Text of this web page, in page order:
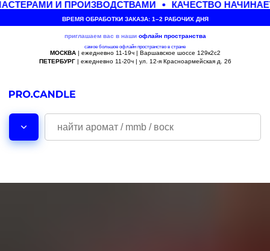
И ПРОИЗВОДСТВАМИ КАЧЕСТВО
ВРЕМЯ ОБРАБОТКИ ЗАКАЗА: 1–2 РАБОЧИХ ДНЯ
приглашаем вас в наши офлайн пространства
самое большое офлайн пространство в стране
МОСКВА| ежедневно 11-19ч | Варшавское шоссе 129к2с2
ПЕТЕРБУРГ| ежедневно 11-20ч | ул. 12-я Красноармейская д. 26